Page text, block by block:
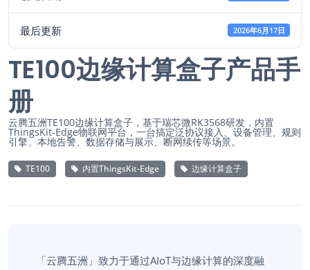
最后更新 2026年6月17日
TE100边缘计算盒子产品手
册
云腾五洲TE100边缘计算盒子，基于瑞芯微RK3568研发，内置
ThingsKit-Edge物联网平台，一台搞定泛协议接入、设备管理、规则
引擎、本地告警、数据存储与展示、断网续传等场景。
TE100 内置ThingsKit-Edge 边缘计算盒子
「云腾五洲」致力于通过AIoT与边缘计算的深度融